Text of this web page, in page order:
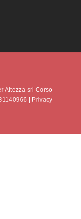
Altezza srl Corso
|
Privacy